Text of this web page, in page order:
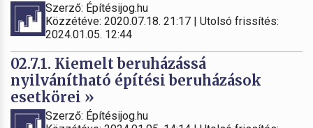
Szerző: Építésijog.hu
Közzétéve: 2020.07.18. 21:17 | Utolsó frissítés:
2024.01.05. 12:44
02.7.1. Kiemelt beruházássá
nyilvánítható építési beruházások
esetkörei »
Szerző: Építésijog.hu